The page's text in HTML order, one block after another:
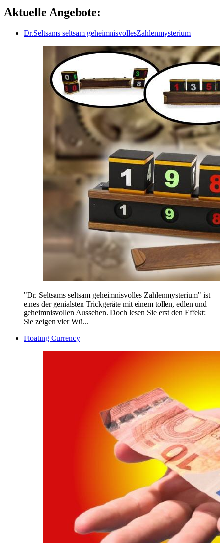
Aktuelle Angebote:
Dr.Seltsams seltsam geheimnisvollesZahlenmysterium
"Dr. Seltsams seltsam geheimnisvolles Zahlenmysterium" ist
eines der genialsten Trickgeräte mit einem tollen, edlen und
geheimnisvollen Aussehen. Doch lesen Sie erst den Effekt:
Sie zeigen vier Wü...
Floating Currency